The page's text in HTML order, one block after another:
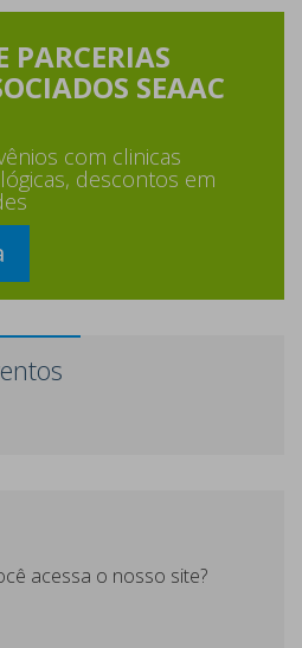
PARCERIAS
SEAAC
com clinicas
descontos em
acessa o nosso site?